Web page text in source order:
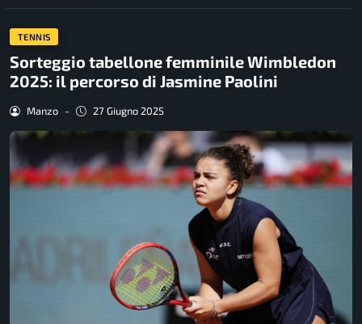
TENNIS
Sorteggio tabellone femminile Wimbledon
2025: il percorso di Jasmine Paolini
Manzo - 27 Giugno 2025